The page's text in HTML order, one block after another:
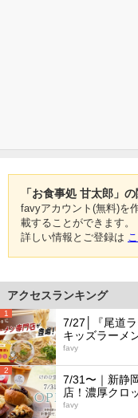
「お食事処 甘太郎」
favyアカウント(無料)を
載することができます。
詳しい情報とご登録は
アクセスランキング
1
7/27│『尾道
キッズラーメ
favy
2
7/31〜｜新静
店！濃厚クロ
favy